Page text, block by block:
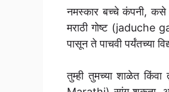
नमस्कार बच्चे कंपनी,
मराठी गोष्ट (jaduche
पासून ते पाचवी पर्यंतच्या
तुम्ही तुमच्या शाळेत